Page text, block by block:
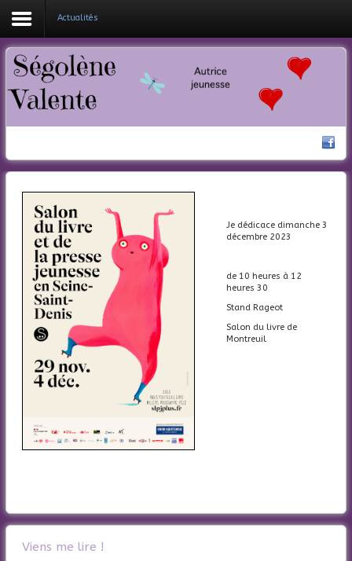
Coucou !
Mes livres
Nouveautés
Actualités
Contacte-moi
Actualités
Je dédicace dimanche 3
décembre 2023
de 10 heures à 12
heures 30
Stand Rageot
Salon du livre de
Montreuil
Viens me lire !